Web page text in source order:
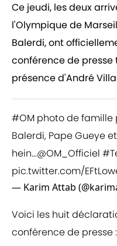
Ce jeudi, les deux
l'Olympique de
Balerdi, ont
conférence de
présence d'André
#OM photo de famille
Balerdi, Pape Gueye
hein...@OM_Officiel
pic.twitter.com/
— Karim Attab
Voici les huit
conférence de presse :